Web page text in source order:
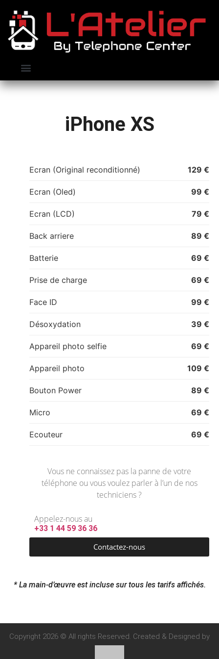
iPhone XS
Ecran (Original reconditionné) 129 €
Ecran (Oled) 99 €
Ecran (LCD) 79 €
Back arriere 89 €
Batterie 69 €
Prise de charge 69 €
Face ID 99 €
Désoxydation 39 €
Appareil photo selfie 69 €
Appareil photo 109 €
Bouton Power 89 €
Micro 69 €
Ecouteur 69 €
Vous ne connaissez pas la panne de votre
téléphone ou vous voulez parler à l’un de nos
techniciens ?
Appelez-nous au
+33 1 44 59 36 36
Contactez-nous
* La main-d’œuvre est incluse sur tous les tarifs affichés.
Copyright 2026 © All rights Reserved. Created & Designed by